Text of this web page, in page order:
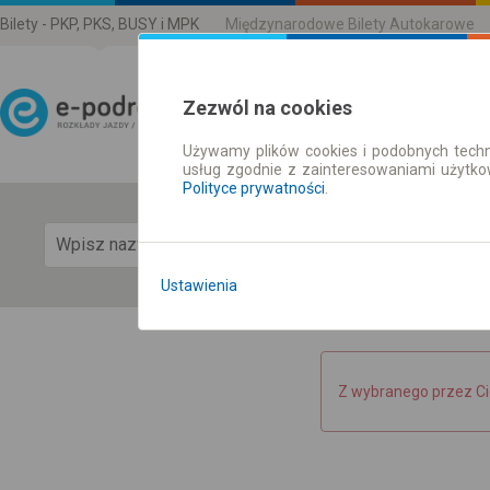
Bilety - PKP, PKS, BUSY i MPK Międzynarodowe Bilety Autokarowe
Rozkład Jazdy | Bilety
Z wybranego przez
Zezwól na cookies
Używamy plików cookies i podobnych
usług zgodnie z zainteresowaniami
Polityce prywatności
Ustawienia